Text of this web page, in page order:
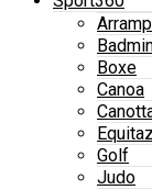
Boxe
Canoa
Golf
Judo